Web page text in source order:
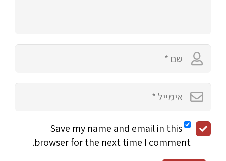
Save my name and email in this
browser for the next time I comment.